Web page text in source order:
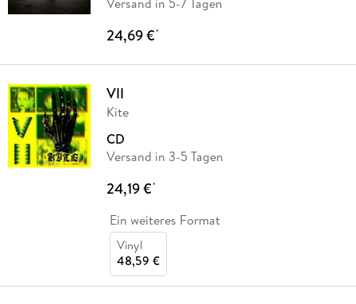
24,69 €*
VII
Kite
CD
Versand in 3-5 Tagen
24,19 €*
Ein weiteres Format
Vinyl
48,59 €